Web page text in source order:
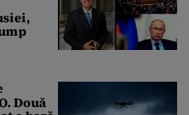
Două